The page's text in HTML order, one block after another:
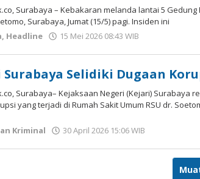
Surabaya – Kebakaran melanda lantai 5 Gedung
Surabaya, Jumat (15/5) pagi. Insiden ini
, Headline 15 Mei 2026 08:43 WIB
Surabaya Selidiki Dugaan
Surabaya– Kejaksaan Negeri (Kejari) Surabaya
yang terjadi di Rumah Sakit Umum RSU dr.
Kriminal 30 April 2026 15:06 WIB